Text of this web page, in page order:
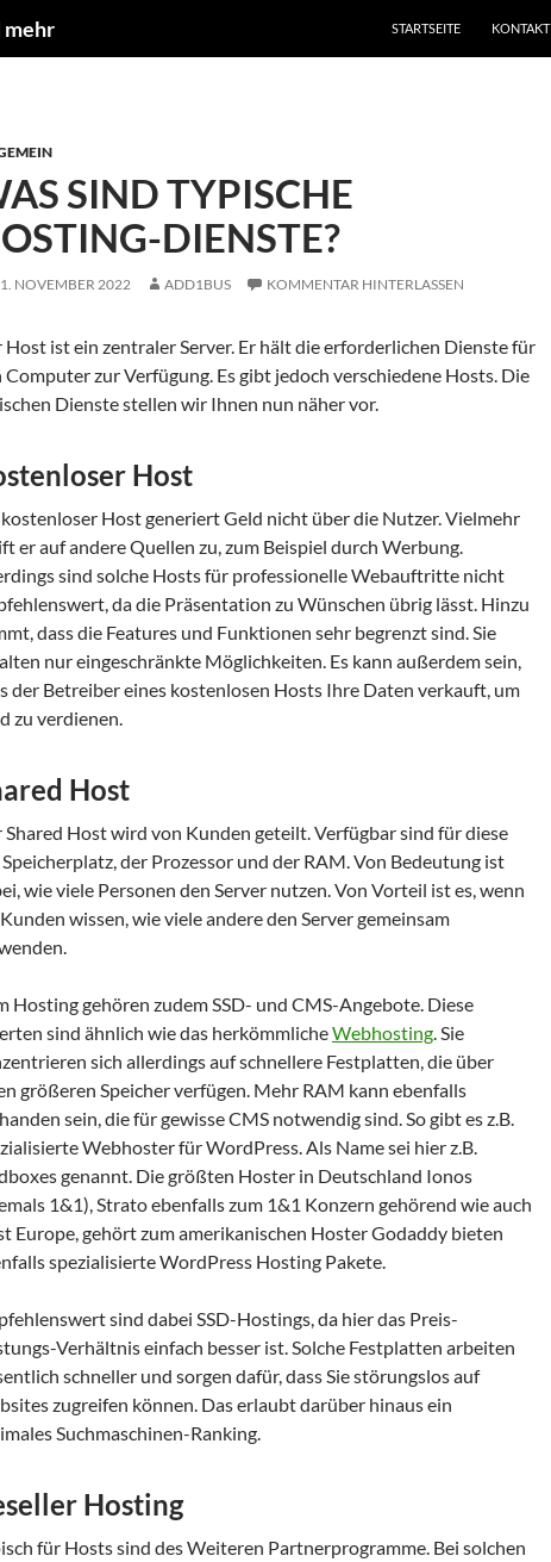
mehr STARTSEITE KONTAKT
SIND TYPISCHE
DIENSTE?
NOVEMBER 2022 ADD1BUS KOMMENTAR HINTERLASSEN
Host ist ein zentraler Server. Er hält die erforderlichen Dienste für
Computer zur Verfügung. Es gibt jedoch verschiedene Hosts. Die
Dienste stellen wir Ihnen nun näher vor.
Host
kostenloser Host generiert Geld nicht über die Nutzer. Vielmehr
er auf andere Quellen zu, zum Beispiel durch Werbung.
sind solche Hosts für professionelle Webauftritte nicht
da die Präsentation zu Wünschen übrig lässt. Hinzu
dass die Features und Funktionen sehr begrenzt sind. Sie
nur eingeschränkte Möglichkeiten. Es kann außerdem sein,
der Betreiber eines kostenlosen Hosts Ihre Daten verkauft, um
zu verdienen.
Host
Shared Host wird von Kunden geteilt. Verfügbar sind für diese
der Prozessor und der RAM. Von Bedeutung ist
wie viele Personen den Server nutzen. Von Vorteil ist es, wenn
wissen, wie viele andere den Server gemeinsam
Hosting gehören zudem SSD- und CMS-Angebote. Diese
sind ähnlich wie das herkömmlicheWebhosting. Sie
sich allerdings auf schnellere Festplatten, die über
größeren Speicher verfügen. Mehr RAM kann ebenfalls
sein, die für gewisse CMS notwendig sind. So gibt es z.B.
Webhoster für WordPress. Als Name sei hier z.B.
genannt. Die größten Hoster in Deutschland Ionos
1&1), Strato ebenfalls zum 1&1 Konzern gehörend wie auch
Europe, gehört zum amerikanischen Hoster Godaddy bieten
spezialisierte WordPress Hosting Pakete.
sind dabei SSD-Hostings, da hier das Preis-
Verhältnis einfach besser ist. Solche Festplatten arbeiten
schneller und sorgen dafür, dass Sie störungslos auf
zugreifen können. Das erlaubt darüber hinaus ein
Suchmaschinen-Ranking.
Hosting
für Hosts sind des Weiteren Partnerprogramme. Bei solchen